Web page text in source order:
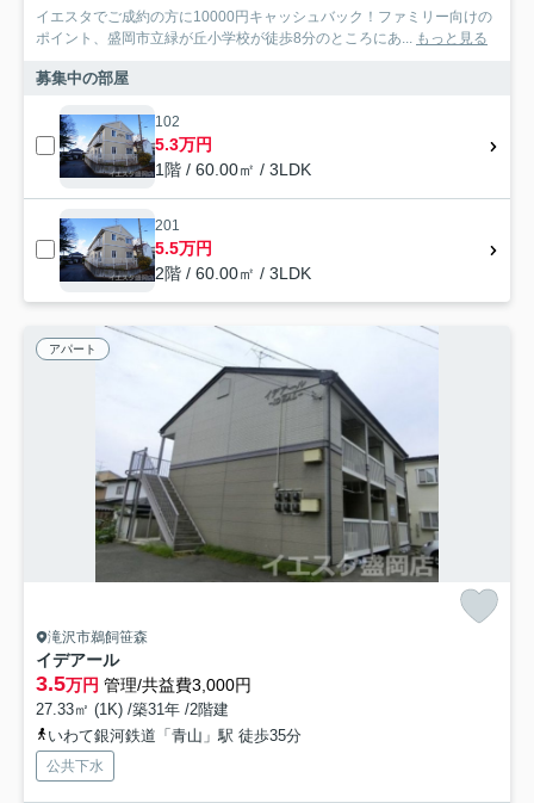
イエスタでご成約の方に10000円キャッシュバック！ファミリー向けの
ポイント、盛岡市立緑が丘小学校が徒歩8分のところにあ...
もっと見る
募集中の部屋
102
5.3万円
1階 / 60.00㎡ / 3LDK
201
5.5万円
2階 / 60.00㎡ / 3LDK
アパート
滝沢市鵜飼笹森
イデアール
3.5万円 管理/共益費3,000円
27.33㎡ (1K) /築31年 /2階建
いわて銀河鉄道「青山」駅 徒歩35分
公共下水